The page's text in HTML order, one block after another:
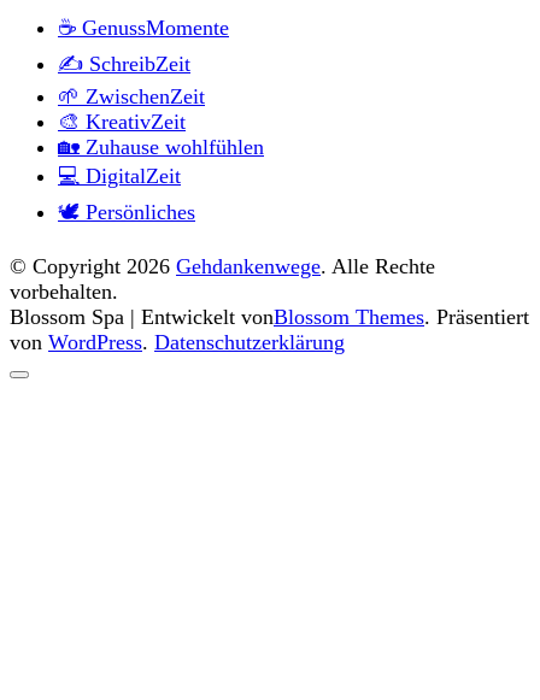
☕ GenussMomente
✍️ SchreibZeit
🌱 ZwischenZeit
🎨 KreativZeit
🏡 Zuhause wohlfühlen
💻 DigitalZeit
🕊 Persönliches
© Copyright 2026 Gehdankenwege. Alle Rechte
vorbehalten.
Blossom Spa | Entwickelt vonBlossom Themes. Präsentiert
von WordPress. Datenschutzerklärung